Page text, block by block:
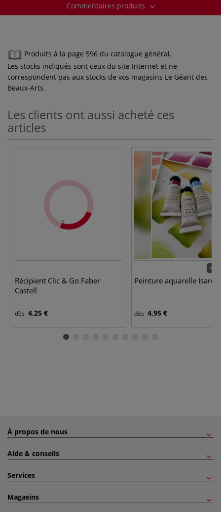
Commentaires produits
Produits à la page 596 du catalogue général.
Les stocks indiqués sont ceux du site Internet et ne
correspondent pas aux stocks de vos magasins Le Géant des
Beaux-Arts.
Les clients ont aussi acheté ces
articles
Récipient Clic & Go Faber
Castell
dès 4,25 €
91
Peinture aquarelle Isaro
dès 4,95 €
À propos de nous
Aide & conseils
Services
Magasins